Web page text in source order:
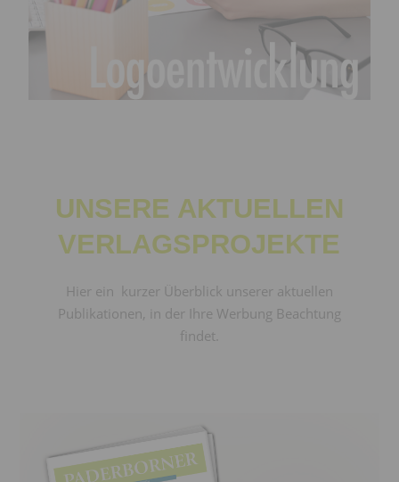
UNSERE AKTUELLEN
VERLAGSPROJEKTE
Hier ein kurzer Überblick unserer aktuellen
Publikationen, in der Ihre Werbung Beachtung
findet.